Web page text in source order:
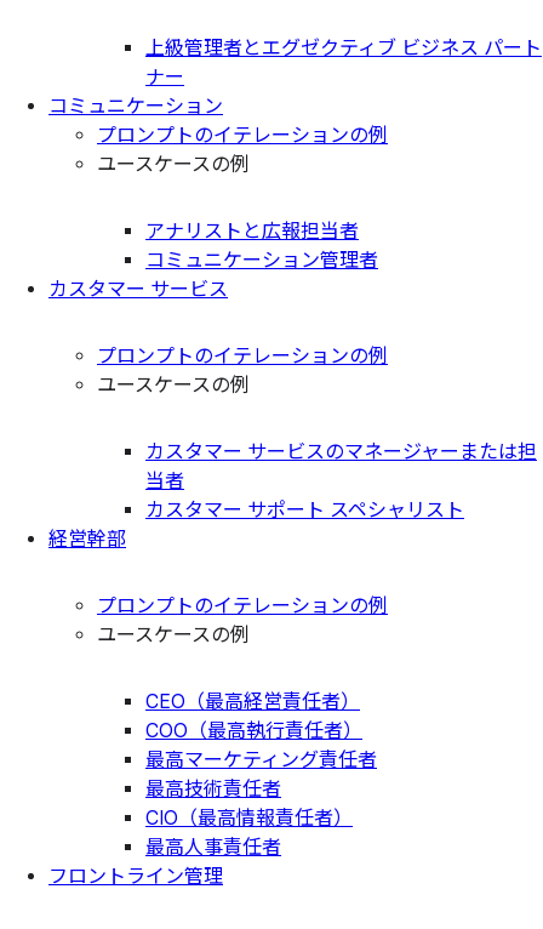
上級管理者とエグゼクティブ ビジネス パート
ナー
コミュニケーション
プロンプトのイテレーションの例
ユースケースの例
アナリストと広報担当者
コミュニケーション管理者
カスタマー サービス
プロンプトのイテレーションの例
ユースケースの例
カスタマー サービスのマネージャーまたは担
当者
カスタマー サポート スペシャリスト
経営幹部
プロンプトのイテレーションの例
ユースケースの例
CEO（最高経営責任者）
COO（最高執行責任者）
最高マーケティング責任者
最高技術責任者
CIO（最高情報責任者）
最高人事責任者
フロントライン管理